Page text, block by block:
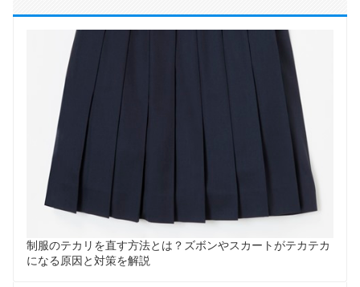
制服のテカリを直す方法とは？ズボンやスカートがテカテカ
になる原因と対策を解説